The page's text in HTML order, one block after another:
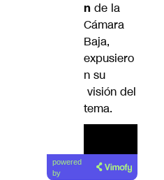
n de la
Cámara
Baja,
expusiero
n su
visión del
tema.
powered
by